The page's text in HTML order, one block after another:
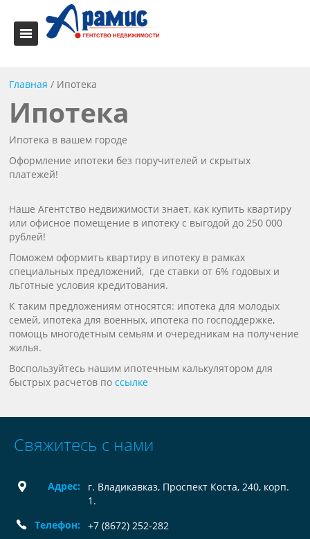
Главная / Ипотека
Ипотека
Ипотека в вашем городе
Оформление ипотеки без поручителей и скрытых
платежей!
Наше Агентство недвижимости знает, как купить квартиру
или офисное помещение в ипотеку с выгодой до 250 000
рублей!
Поможем оформить квартиру в ипотеку в рамках
специальных предложений, где ставки от 6% годовых и
льготные условия кредитования.
К таким предложениям относятся: ипотека для молодых
семей, ипотека для военных, ипотека по господдержке,
помощь многодетным семьям и очередникам на получение
жилья.
Воспользуйтесь нашим ипотечным калькулятором для
быстрых расчетов поссылке
Свяжитесь с нами
Адрес:
г. Владикавказ, Проспект Коста, 240, корп.
1.
Телефон:
+7 (8672) 252-282